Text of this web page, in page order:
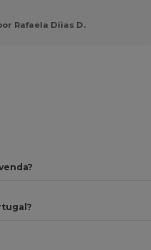
Rafaela Diias D.